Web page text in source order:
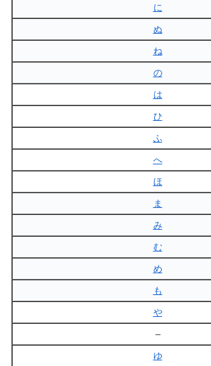
に
ぬ
ね
の
は
ひ
ふ
へ
ほ
ま
み
む
め
も
や
–
ゆ